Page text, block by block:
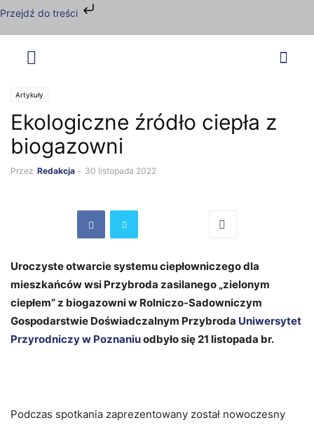
Przejdź do treści
Artykuły
Ekologiczne źródło ciepła z
biogazowni
Przez Redakcja - 30 listopada 2022
Uroczyste otwarcie systemu ciepłowniczego dla
mieszkańców wsi Przybroda zasilanego „zielonym
ciepłem” z biogazowni w Rolniczo-Sadowniczym
Gospodarstwie Doświadczalnym Przybroda Uniwersytet
Przyrodniczy w Poznaniuodbyłosię 21 listopada br.
Podczas spotkania zaprezentowany został nowoczesny